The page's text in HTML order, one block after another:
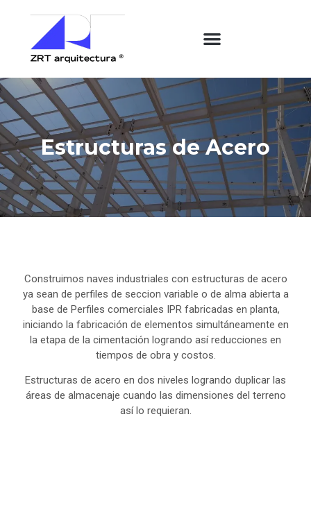
Estructuras de Acero
Construimos naves industriales con estructuras de acero
ya sean de perfiles de seccion variable o de alma abierta a
base de Perfiles comerciales IPR fabricadas en planta,
iniciando la fabricación de elementos simultáneamente en
la etapa de la cimentación logrando así reducciones en
tiempos de obra y costos.
Estructuras de acero en dos niveles logrando duplicar las
áreas de almacenaje cuando las dimensiones del terreno
así lo requieran.